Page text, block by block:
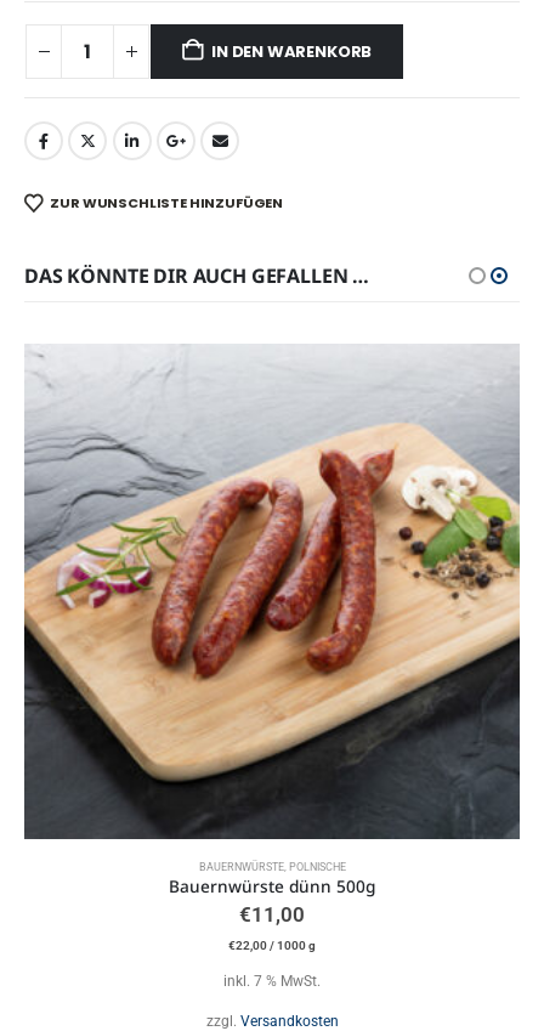
IN DEN WARENKORB
ZUR WUNSCHLISTE HINZUFÜGEN
DAS KÖNNTE DIR AUCH GEFALLEN …
BAUERNWÜRSTE, POLNISCHE
Bauernwürste dünn 500g
€11,00
€22,00/1000g
inkl. 7 % MwSt.
zzgl. Versandkosten